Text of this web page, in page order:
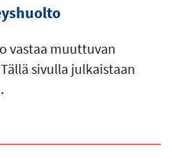
vastaa muuttuvan
sivulla julkaistaan